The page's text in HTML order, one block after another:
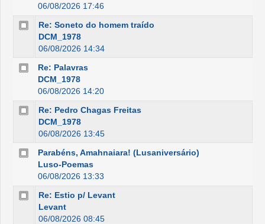
06/08/2026 17:46
Re: Soneto do homem traído
DCM_1978
06/08/2026 14:34
Re: Palavras
DCM_1978
06/08/2026 14:20
Re: Pedro Chagas Freitas
DCM_1978
06/08/2026 13:45
Parabéns, Amahnaiara! (Lusaniversário)
Luso-Poemas
06/08/2026 13:33
Re: Estio p/ Levant
Levant
06/08/2026 08:45